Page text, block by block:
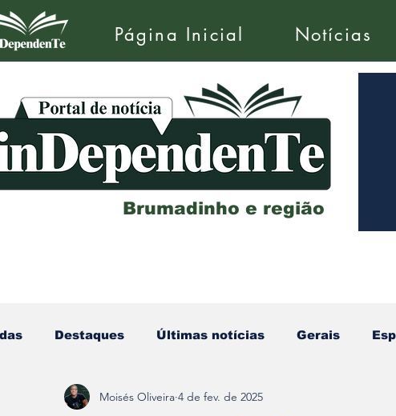
Página Inicial Notícias
Brumadinho e região
Destaques Últimas notícias Gerais
Redescobrindo Brumadinho
Moisés Oliveira 4 de fev. de 2025